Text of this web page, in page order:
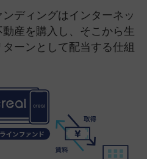
ディングはインターネッ
産を購入し、そこから生
ーンとして配当する仕組